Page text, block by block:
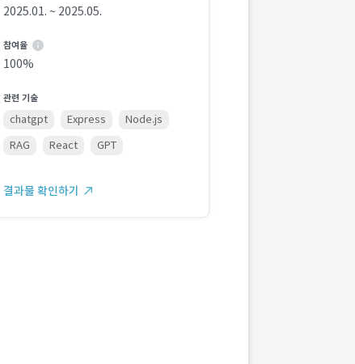
2025.01. ~ 2025.05.
참여율
100%
관련 기술
chatgpt Express
Node.js
RAG
React GPT
결과물 확인하기